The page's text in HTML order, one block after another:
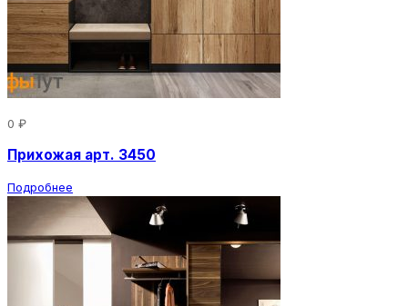
0 ₽
Прихожая арт. 3450
Подробнее